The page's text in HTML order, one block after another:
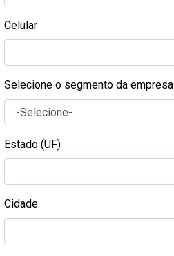
Celular
Selecione o segmento da empresa
Estado (UF)
Cidade